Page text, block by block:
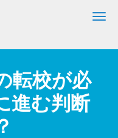
転校が必
進む判断